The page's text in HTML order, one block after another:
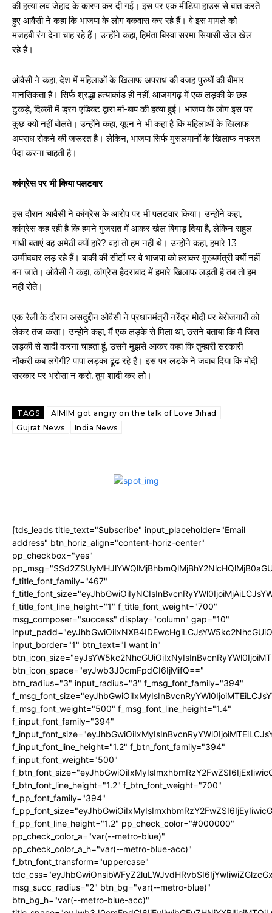
की हत्या लव जेहाद के कारण कर दी गई। इस पर एक मीडिया हाउस से बात करते
हुए आवैसी ने कहा कि भाजपा के लोग बकवास कर रहे हैं। वे इस मामले को
मजहबी रंग देना चाह रहे हैं। उन्होंने कहा, हिमंता बिस्वा सरमा सियासी खेल खेल
रहे हैं।
ओवैसी ने कहा, देश में महिलाओं के खिलाफ अपराध की वजह पुरुषों की बीमार
मानसिकता है। सिर्फ श्रद्धा हत्याकांड ही नहीं, आजमगढ़ में एक लड़की के छह
टुकड़े, दिल्ली में ड्रग एडिक्ट द्वारा मां-बाप की हत्या हुई। भाजपा के लोग इस पर
कुछ क्यों नहीं बोलते। उन्होंने कहा, यूएन ने भी कहा है कि महिलाओं के खिलाफ
अपराध रोकने की जरूरत है। लेकिन, भाजपा सिर्फ मुसलमानों के खिलाफ नफरत
पैदा करना चाहती है।
कांग्रेस पर भी किया पलटवार
इस दौरान आवैसी ने कांग्रेस के आरोप पर भी पलटवार किया। उन्होंने कहा,
कांग्रेस कह रही है कि हमने गुजरात में आकर खेल बिगाड़ दिया है, लेकिन राहुल
गांधी बताएं वह अमेठी क्यों हारे? वहां तो हम नहीं थे। उन्होंने कहा, हमारे 13
उम्मीदवार लड़ रहे हैं। बाकी की सीटों पर वे भाजपा को हराकर मुख्यमंत्री क्यों नहीं
बन जाते। ओवैसी ने कहा, कांग्रेस हैदराबाद में हमारे खिलाफ लड़ती है तब तो हम
नहीं रोते।
एक रैली के दौरान असदुद्दीन ओवैसी ने प्रधानमंत्री नरेंद्र मोदी पर बेरोजगारी को
लेकर तंज कसा। उन्होंने कहा, मैं एक लड़के से मिला था, उसने बताया कि मैं जिस
लड़की से शादी करना चाहता हूं, उसने मुझसे आकर कहा कि तुम्हारी सरकारी
नौकरी कब लगेगी? पापा लड़का ढूंढ रहे हैं। इस पर लड़के ने जवाब दिया कि मोदी
सरकार पर भरोसा न करो, तुम शादी कर लो।
TAGS
AIMIM got angry on the talk of Love Jihad
Gujrat News
India News
[tds_leads title_text="Subscribe" input_placeholder="Email
address" btn_horiz_align="content-horiz-center"
pp_checkbox="yes"
f_title_font_family="467"
f_title_font_line_height="1" f_title_font_weight="700"
msg_composer="success" display="column" gap="10"
input_border="1" btn_text="I want in"
btn_icon_space="eyJwb3J0cmFpdCI6IjMifQ=="
btn_radius="3" input_radius="3" f_msg_font_family="394"
f_msg_font_weight="500" f_msg_font_line_height="1.4"
f_input_font_family="394"
f_input_font_line_height="1.2" f_btn_font_family="394"
f_input_font_weight="500"
f_btn_font_line_height="1.2" f_btn_font_weight="700"
f_pp_font_family="394"
f_pp_font_line_height="1.2" pp_check_color="#000000"
pp_check_color_a="var(--metro-blue)"
pp_check_color_a_h="var(--metro-blue-acc)"
f_btn_font_transform="uppercase"
msg_succ_radius="2" btn_bg="var(--metro-blue)"
btn_bg_h="var(--metro-blue-acc)"